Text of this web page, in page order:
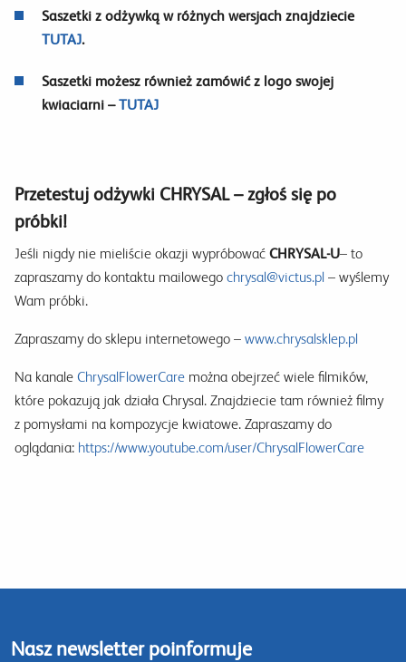
Saszetki z odżywką w różnych wersjach znajdziecie
TUTAJ.
Saszetki możesz również zamówić z logo swojej
kwiaciarni –TUTAJ
Przetestuj odżywki CHRYSAL – zgłoś się po
próbki!
Jeśli nigdy nie mieliście okazji wypróbować CHRYSAL-U– to
zapraszamy do kontaktu mailowego chrysal@victus.pl – wyślemy
Wam próbki.
Zapraszamy do sklepu internetowego – www.chrysalsklep.pl
Na kanale ChrysalFlowerCare można obejrzeć wiele filmików,
które pokazują jak działa Chrysal. Znajdziecie tam również filmy
z pomysłami na kompozycje kwiatowe. Zapraszamy do
oglądania: https://www.youtube.com/user/ChrysalFlowerCare
Nasz newsletter poinformuje